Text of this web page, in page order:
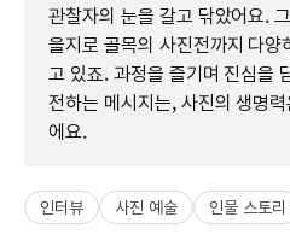
관찰자의 눈을 갈고 닦았어요.
을지로 골목의 사진전까지 다
고 있죠. 과정을 즐기며 진심을
전하는 메시지는, 사진의 생명
에요.
인터뷰 사진 예술 인물 스토리